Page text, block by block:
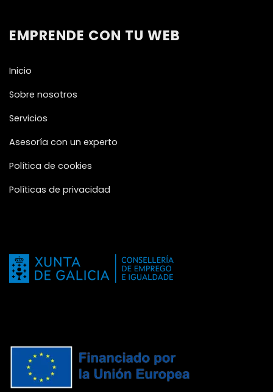
EMPRENDE CON TU WEB
Inicio
Sobre nosotros
Servicios
Asesoría con un experto
Política de cookies
Políticas de privacidad